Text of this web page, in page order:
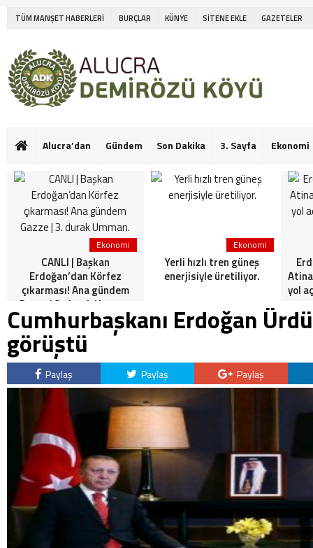
TÜM MANŞET HABERLERİ BURÇLAR KÜNYE SİTENE EKLE GAZETELER
Alucra’dan Gündem Son Dakika 3. Sayfa Ekonomi
Ekonomi
CANLI | Başkan
Erdoğan’dan Körfez
çıkarması! Ana gündem
Gazze | 3. durak Umman.
Ekonomi
Yerli hızlı tren güneş
enerjisiyle üretiliyor.
yol
Cumhurbaşkanı Erdoğan
görüştü
Paylaş Paylaş Paylaş